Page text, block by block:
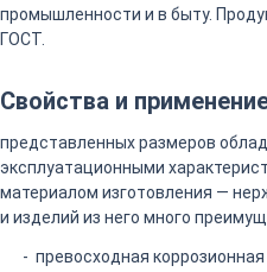
промышленности и в быту.
ГОСТ.
Свойства и
представленных размеров
эксплуатационными
материалом изготовления —
и изделий из него много
превосходная